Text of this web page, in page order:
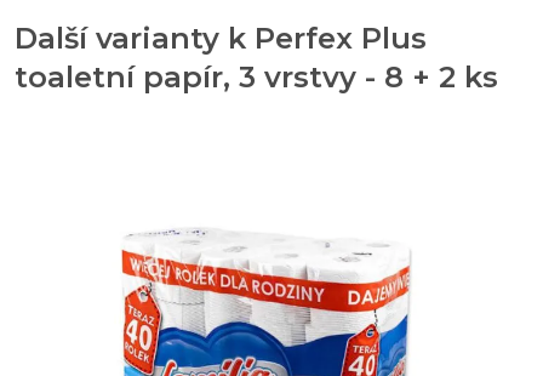
Další varianty k Perfex Plus
toaletní papír, 3 vrstvy - 8 + 2 ks